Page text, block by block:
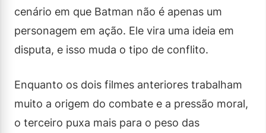
cenário em que Batman não é apenas um
personagem em ação. Ele vira uma ideia em
disputa, e isso muda o tipo de conflito.
Enquanto os dois filmes anteriores trabalham
muito a origem do combate e a pressão moral,
o terceiro puxa mais para o peso das